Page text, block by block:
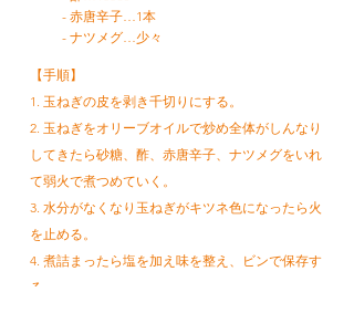
- 赤唐辛子…1本
- ナツメグ…少々
【手順】
1. 玉ねぎの皮を剥き千切りにする。
2. 玉ねぎをオリーブオイルで炒め全体がしんなり
してきたら砂糖、酢、赤唐辛子、ナツメグをいれ
て弱火で煮つめていく。
3. 水分がなくなり玉ねぎがキツネ色になったら火
を止める。
4. 煮詰まったら塩を加え味を整え、ビンで保存す
る。